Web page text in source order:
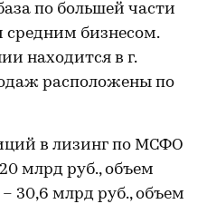
по большей части
бизнесом.
находится в г.
расположены по
в лизинг по МСФО
млрд руб., объем
30,6 млрд руб., объем